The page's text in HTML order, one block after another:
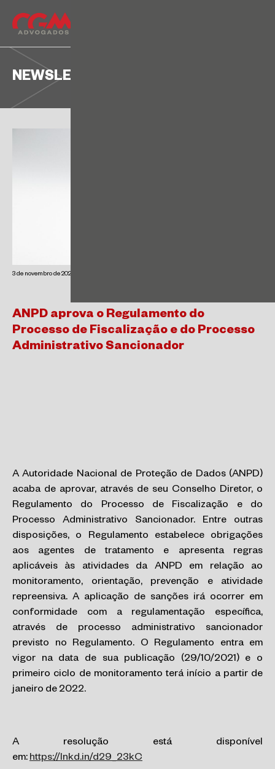
NEWSLETTER
3 de novembro de 2021
ANPD aprova o Regulamento do
Processo de Fiscalização e do Processo
Administrativo Sancionador
A Autoridade Nacional de Proteção de Dados (ANPD)
acaba de aprovar, através de seu Conselho Diretor, o
Regulamento do Processo de Fiscalização e do
Processo Administrativo Sancionador. Entre outras
disposições, o Regulamento estabelece obrigações
aos agentes de tratamento e apresenta regras
aplicáveis às atividades da ANPD em relação ao
monitoramento, orientação, prevenção e atividade
repreensiva. A aplicação de sanções irá ocorrer em
conformidade com a regulamentação específica,
através de processo administrativo sancionador
previsto no Regulamento. O Regulamento entra em
vigor na data de sua publicação (29/10/2021) e o
primeiro ciclo de monitoramento terá início a partir de
janeiro de 2022.
A resolução está disponível
em:https://lnkd.in/d29_23kC